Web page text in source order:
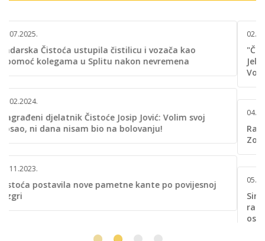
02.11.2023.
"Čistoća" otvara podzemne spremnike u Ulici bana
Jelačića, a onda se okreću prema području Bilog Briga,
04.10.2023.
Radnici Čistoće očistili staklene ploče na Trgu Petra
05.06.2023.
Sinoć je iza navijačke ludnice ostalo nekoliko tona